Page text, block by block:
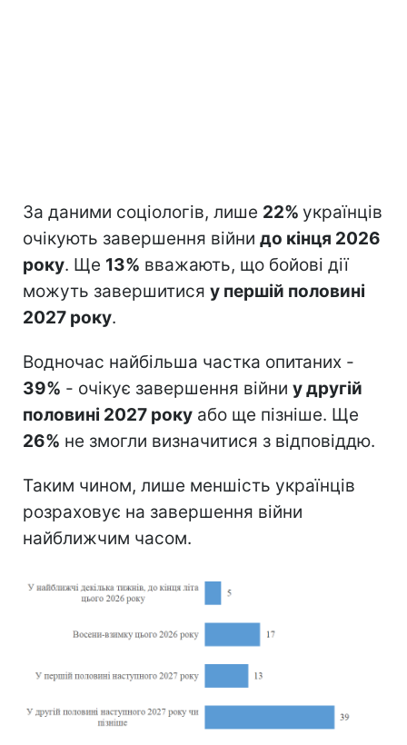
За даними соціологів, лише 22% українців
очікують завершення війни до кінця 2026
року. Ще 13% вважають, що бойові дії
можуть завершитися у першій половині
2027 року.
Водночас найбільша частка опитаних -
39% - очікує завершення війни у другій
половині 2027 року або ще пізніше. Ще
26% не змогли визначитися з відповіддю.
Таким чином, лише меншість українців
розраховує на завершення війни
найближчим часом.